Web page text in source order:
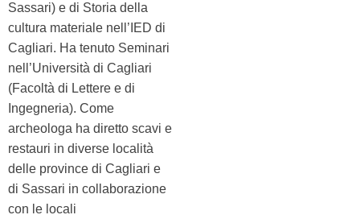
Sassari) e di Storia della
cultura materiale nell’IED di
Cagliari. Ha tenuto Seminari
nell’Università di Cagliari
(Facoltà di Lettere e di
Ingegneria). Come
archeologa ha diretto scavi e
restauri in diverse località
delle province di Cagliari e
di Sassari in collaborazione
con le locali